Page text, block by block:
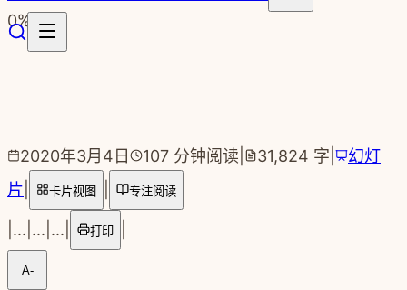
跳转到主要内容
0%
2020年3月4日 107 分钟阅读 31,824 字
幻灯
片
卡片视图 专注阅读
... ... ... 打印
A-